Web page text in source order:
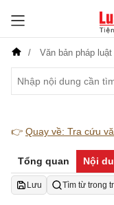
Văn bản pháp luật
👉 Quay về: Tra cứu
Tổng quan Nội
Lưu Tìm từ trong